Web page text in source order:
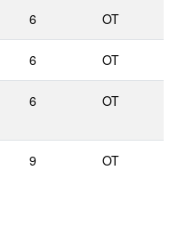
6 OT
6 OT
6 OT
9 OT